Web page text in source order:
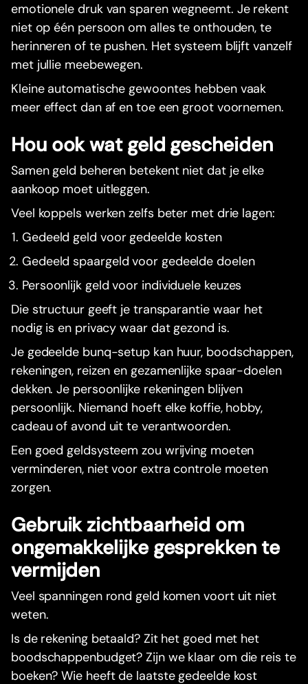
emotionele druk van sparen wegneemt. Je rekent
niet op één persoon om alles te onthouden, te
herinneren of te pushen. Het systeem blijft vanzelf
met jullie meebewegen.
Kleine automatische gewoontes hebben vaak
meer effect dan af en toe een groot voornemen.
Hou ook wat geld gescheiden
Samen geld beheren betekent niet dat je elke
aankoop moet uitleggen.
Veel koppels werken zelfs beter met drie lagen:
Gedeeld geld voor gedeelde kosten
Gedeeld spaargeld voor gedeelde doelen
Persoonlijk geld voor individuele keuzes
Die structuur geeft je transparantie waar het
nodig is en privacy waar dat gezond is.
Je gedeelde bunq-setup kan huur, boodschappen,
rekeningen, reizen en gezamenlijke spaar-doelen
dekken. Je persoonlijke rekeningen blijven
persoonlijk. Niemand hoeft elke koffie, hobby,
cadeau of avond uit te verantwoorden.
Een goed geldsysteem zou wrijving moeten
verminderen, niet voor extra controle moeten
zorgen.
Gebruik zichtbaarheid om
ongemakkelijke gesprekken te
vermijden
Veel spanningen rond geld komen voort uit niet
weten.
Is de rekening betaald? Zit het goed met het
boodschappenbudget? Zijn we klaar om die reis te
boeken? Wie heeft de laatste gedeelde kost